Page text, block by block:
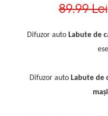
89,99 Lei
Difuzor auto Labute de
Difuzor auto Labute de